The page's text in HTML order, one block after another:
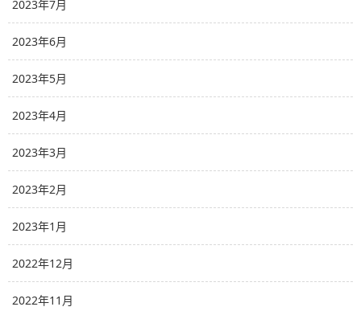
2023年7月
2023年6月
2023年5月
2023年4月
2023年3月
2023年2月
2023年1月
2022年12月
2022年11月